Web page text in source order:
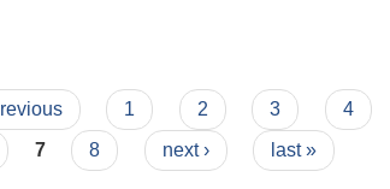
1 2 3
4
7 8 next › last »